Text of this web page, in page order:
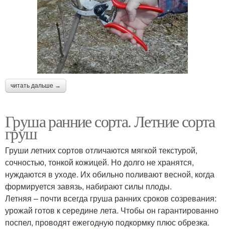
читать дальше →
Груша ранние сорта. Летние сорта
груш
Груши летних сортов отличаются мягкой текстурой,
сочностью, тонкой кожицей. Но долго не хранятся,
нуждаются в уходе. Их обильно поливают весной, когда
формируется завязь, набирают силы плоды.
Летняя – почти всегда груша ранних сроков созревания:
урожай готов к середине лета. Чтобы он гарантированно
поспел, проводят ежегодную подкормку плюс обрезка.